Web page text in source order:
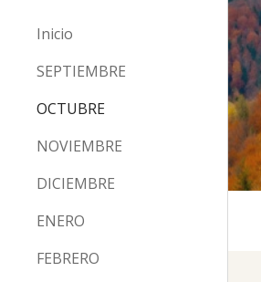
Inicio
SEPTIEMBRE
OCTUBRE
NOVIEMBRE
DICIEMBRE
ENERO
FEBRERO